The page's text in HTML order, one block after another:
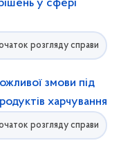
у сфері
розгляду справи
змови під
харчування
розгляду справи